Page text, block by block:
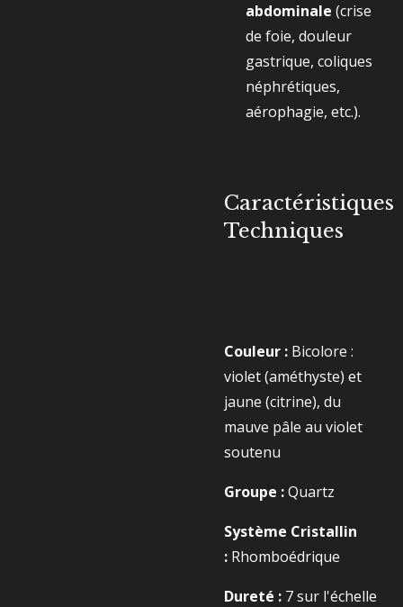
abdominale (crise
de foie, douleur
gastrique, coliques
néphrétiques,
aérophagie, etc.).
Caractéristiques
Techniques
Couleur : Bicolore :
violet (améthyste) et
jaune (citrine), du
mauve pâle au violet
soutenu
Groupe :Quartz
Système Cristallin
: Rhomboédrique
Dureté : 7 sur l'échelle